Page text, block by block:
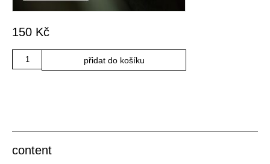
150 Kč
Množství
přidat do košíku
content